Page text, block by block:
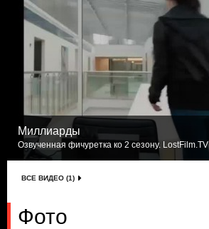
Миллиарды
Озвученная фичуретка ко 2 сезону. LostFilm.TV
ВСЕ ВИДЕО (1)
Фото